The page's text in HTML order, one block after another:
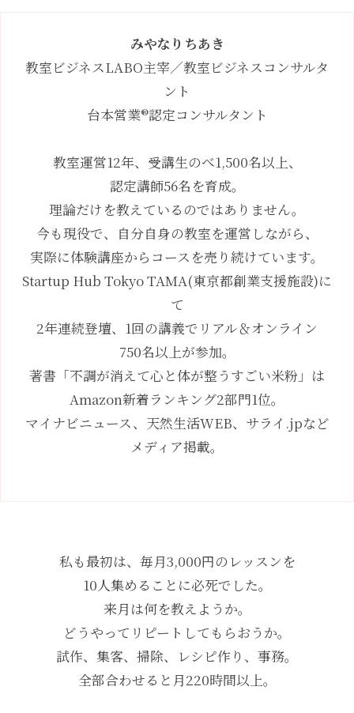
みやなりちあき
教室ビジネスLABO主宰／教室ビジネスコンサルタ
ント
台本営業®︎認定コンサルタント
教室運営12年、受講生のべ1,500名以上、
認定講師56名を育成。
理論だけを教えているのではありません。
今も現役で、自分自身の教室を運営しながら、
実際に体験講座からコースを売り続けています。
Startup Hub Tokyo TAMA(東京都創業支援施設)に
て
2年連続登壇、1回の講義でリアル＆オンライン
750名以上が参加。
著書「不調が消えて心と体が整うすごい米粉」は
Amazon新着ランキング2部門1位。
マイナビニュース、天然生活WEB、サライ .jpなど
メディア掲載。
私も最初は、毎月3,000円のレッスンを
10人集めることに必死でした。
来月は何を教えようか。
どうやってリピートしてもらおうか。
試作、集客、掃除、レシピ作り、事務。
全部合わせると月220時間以上。